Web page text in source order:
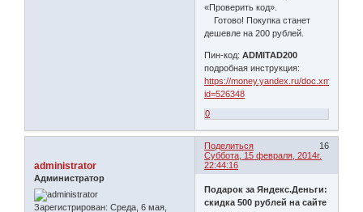
«Проверить код».
Готово! Покупка станет
дешевле на 200 рублей.
Пин-код:ADMITAD200
подробная инструкция:
https://money.yandex.ru/doc.xml?
id=526348
0
Поделиться
16
Суббота, 15 февраля, 2014г.
22:44:16
administrator
Администратор
Зарегистрирован: Среда, 6 мая,
Подарок за Яндекс.Деньги:
скидка 500 рублей на сайте